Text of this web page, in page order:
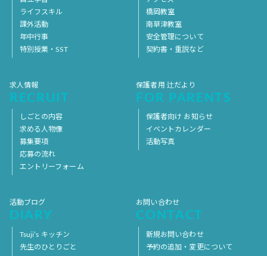
ライフスキル
課外活動
年中行事
特別授業・SST
橋岡教室
南草津教室
安全管理について
契約書・重説など
求人情報
RECRUIT
しごとの内容
求める人物像
募集要項
応募の流れ
エントリーフォーム
保護者用 辻だより
FOR PARENTS
保護者向け お知らせ
イベントカレンダー
活動写真
活動ブログ
DIARY
Tsuji’s キッチン
先生のひとりごと
お問い合わせ
CONTACT
新規お問い合わせ
予約の追加・変更について